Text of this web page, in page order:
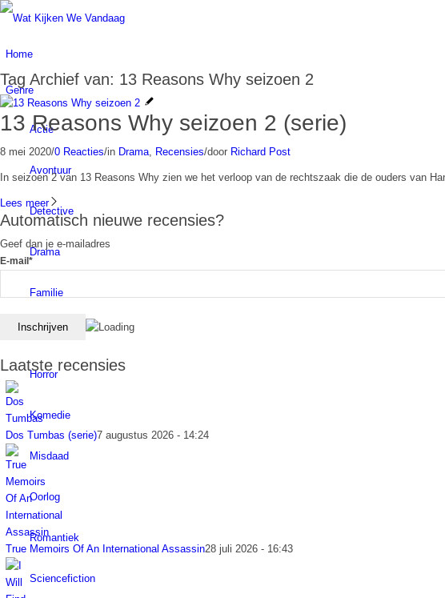
Home
Genre
Actie
Avontuur
Detective
Drama
Familie
Fantasy
Horror
Komedie
Misdaad
Oorlog
Romantiek
Sciencefiction
Tag Archief van: 13 Reasons Why seizoen 2
13 Reasons Why seizoen 2 (serie)
8 mei 2020/0 Reacties/in Drama, Recensies/door Richard Post
In seizoen 2 van 13 Reasons Why zien we het verloop van de rechtszaak die de ouders van
Lees meer
Automatisch nieuwe recensies?
Geef dan je e-mailadres
E-mail*
Laatste recensies
Dos Tumbas (serie)7 augustus 2026 - 14:24
True Memoirs Of An International Assassin28 juli 2026 - 16:43